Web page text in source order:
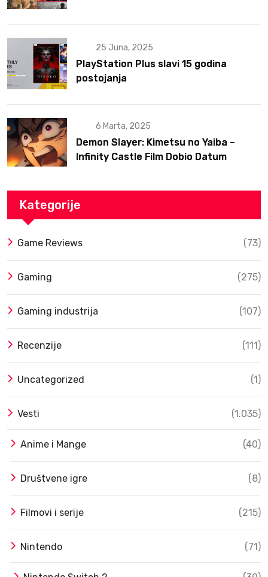
25 Juna, 2025
PlayStation Plus slavi 15 godina
postojanja
6 Marta, 2025
Demon Slayer: Kimetsu no Yaiba –
Infinity Castle Film Dobio Datum
Kategorije
Game Reviews (73)
Gaming (275)
Gaming industrija (107)
Recenzije (111)
Uncategorized (1)
Vesti (1.035)
Anime i Mange (40)
Društvene igre (8)
Filmovi i serije (215)
Nintendo (71)